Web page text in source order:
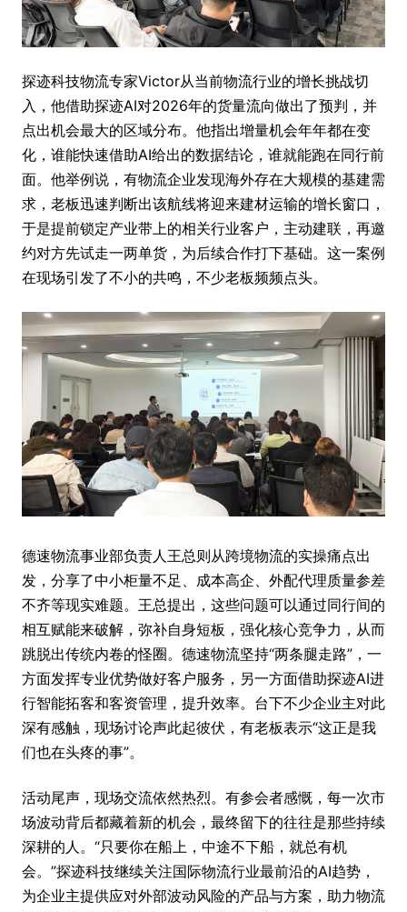
探迹科技物流专家Victor从当前物流行业的增长挑战切
入，他借助探迹AI对2026年的货量流向做出了预判，并
点出机会最大的区域分布。他指出增量机会年年都在变
化，谁能快速借助AI给出的数据结论，谁就能跑在同行前
面。他举例说，有物流企业发现海外存在大规模的基建需
求，老板迅速判断出该航线将迎来建材运输的增长窗口，
于是提前锁定产业带上的相关行业客户，主动建联，再邀
约对方先试走一两单货，为后续合作打下基础。这一案例
在现场引发了不小的共鸣，不少老板频频点头。
德速物流事业部负责人王总则从跨境物流的实操痛点出
发，分享了中小柜量不足、成本高企、外配代理质量参差
不齐等现实难题。王总提出，这些问题可以通过同行间的
相互赋能来破解，弥补自身短板，强化核心竞争力，从而
跳脱出传统内卷的怪圈。德速物流坚持“两条腿走路”，一
方面发挥专业优势做好客户服务，另一方面借助探迹AI进
行智能拓客和客资管理，提升效率。台下不少企业主对此
深有感触，现场讨论声此起彼伏，有老板表示“这正是我
们也在头疼的事”。
活动尾声，现场交流依然热烈。有参会者感慨，每一次市
场波动背后都藏着新的机会，最终留下的往往是那些持续
深耕的人。“只要你在船上，中途不下船，就总有机
会。”探迹科技继续关注国际物流行业最前沿的AI趋势，
为企业主提供应对外部波动风险的产品与方案，助力物流